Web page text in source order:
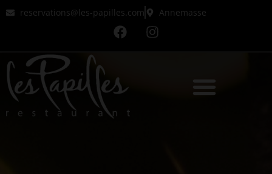
reservations@les-papilles.com Annemasse